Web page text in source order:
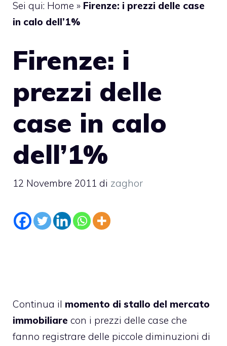
Sei qui: Home » Firenze: i prezzi delle case
in calo dell’1%
Firenze: i
prezzi delle
case in calo
dell’1%
12 Novembre 2011 di zaghor
Continua il momento di stallo del mercato
immobiliare con i prezzi delle case che
fanno registrare delle piccole diminuzioni di